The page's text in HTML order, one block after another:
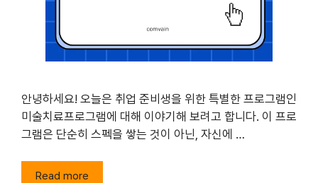
안녕하세요! 오늘은 취업 준비생을 위한 특별한 프로그램인
미술치료프로그램에 대해 이야기해 보려고 합니다. 이 프로
그램은 단순히 스펙을 쌓는 것이 아닌, 자신에 …
Read more